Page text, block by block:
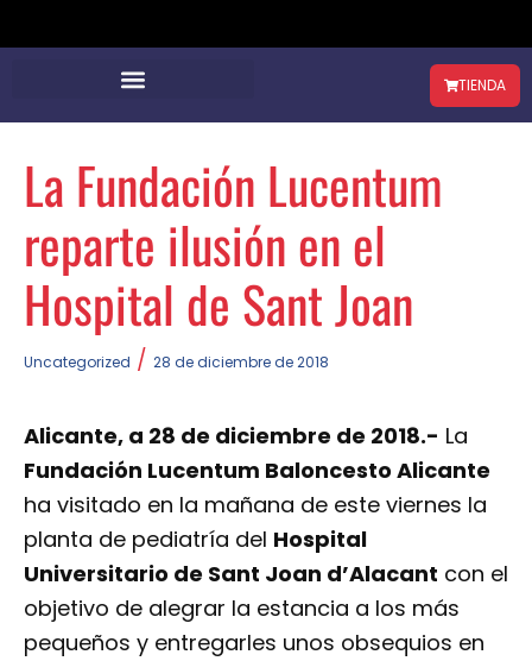
TIENDA
La Fundación Lucentum
reparte ilusión en el
Hospital de Sant Joan
Uncategorized / 28 de diciembre de 2018
Alicante, a 28 de diciembre de 2018.- La
Fundación Lucentum Baloncesto Alicante
ha visitado en la mañana de este viernes la
planta de pediatría del Hospital
Universitario de Sant Joan d’Alacant con el
objetivo de alegrar la estancia a los más
pequeños y entregarles unos obsequios en